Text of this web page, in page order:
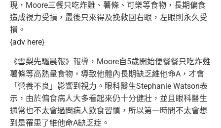
現，Moore三餐只吃炸雞、薯條、 可樂等食物，長期偏食
造成視力受損，最後只來得及挽救回右眼，左眼則永久受
損。
{adv here}
《雪梨先驅晨報》報導，Moore自5歲開始便餐餐只吃炸雞
薯條等高熱量食物，導致他體內長期缺乏維他命A，才會
「營養不良」影響到視力。眼科醫生Stephanie Watson表
示，由於偏食病人大多看起來仍十分健壯，並且眼科醫生
通常也不太會過問病人飲食習慣，所以第一時間不太會想
到是罹患了維他命A缺乏症。